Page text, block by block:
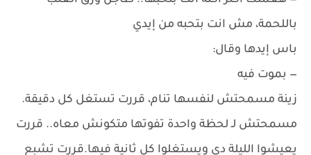
باللحمة، مش انت بتحبه من إيدي
باس إيدها وقال:
— بموت فيه
زينة مسمحتش لنفسها تنام، قررت تستغل كل دقيقة.
مسمحتش لـ لحظة واحدة تفوتها متكونش معاه.. قررت
يعيشوا الليلة دي ويستغلوا كل ثانية فيها.قررت تشبع